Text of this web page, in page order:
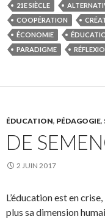
21E SIÈCLE
COOPÉRATION
ÉCONOMIE
PARADIGME
ÉDUCATION, PÉDAGOGIE,
DE
2 JUIN 2017
L’éducation est en
plus sa dimension